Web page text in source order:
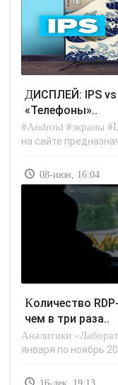
ДИСПЛЕЙ: IPS vs TN vs VA. В ЧЕМ РАЗНИЦА? -
«Телефоны»..
#Android #экраны
на сайте
08-июн, 16:04
Количество RDP-атак в России возросло более
чем в три раза..
Аналитики
января по ноябрь